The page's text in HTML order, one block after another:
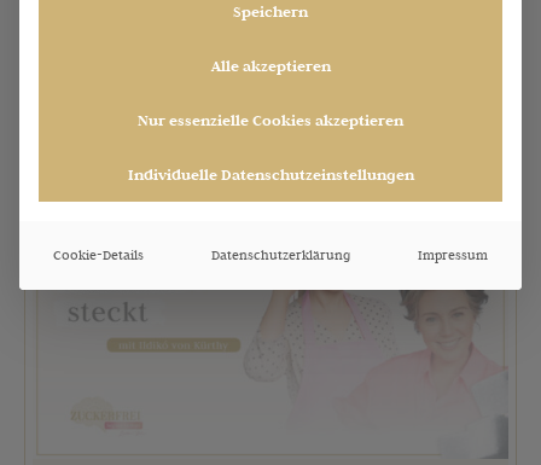
Speichern
Alle akzeptieren
Nur essenzielle Cookies akzeptieren
Individuelle Datenschutzeinstellungen
Cookie-Details Datenschutzerklärung Impressum